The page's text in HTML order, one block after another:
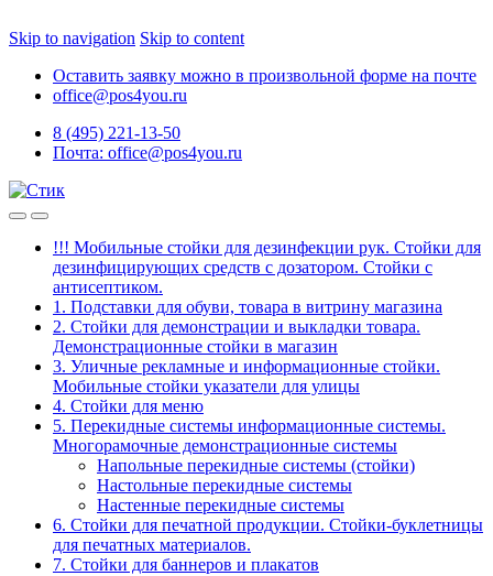
Skip to navigation Skip to content
Оставить заявку можно в произвольной форме на почте
office@pos4you.ru
8 (495) 221-13-50
Почта: office@pos4you.ru
!!! Мобильные стойки для дезинфекции рук. Стойки для
дезинфицирующих средств с дозатором. Стойки с
антисептиком.
1. Подставки для обуви, товара в витрину магазина
2. Стойки для демонстрации и выкладки товара.
Демонстрационные стойки в магазин
3. Уличные рекламные и информационные стойки.
Мобильные стойки указатели для улицы
4. Стойки для меню
5. Перекидные системы информационные системы.
Многорамочные демонстрационные системы
Напольные перекидные системы (стойки)
Настольные перекидные системы
Настенные перекидные системы
6. Стойки для печатной продукции. Стойки-буклетницы
для печатных материалов.
7. Стойки для баннеров и плакатов